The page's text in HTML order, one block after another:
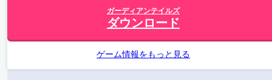
ガーディアンテイルズ
ダウンロード
ゲーム情報をもっと見る